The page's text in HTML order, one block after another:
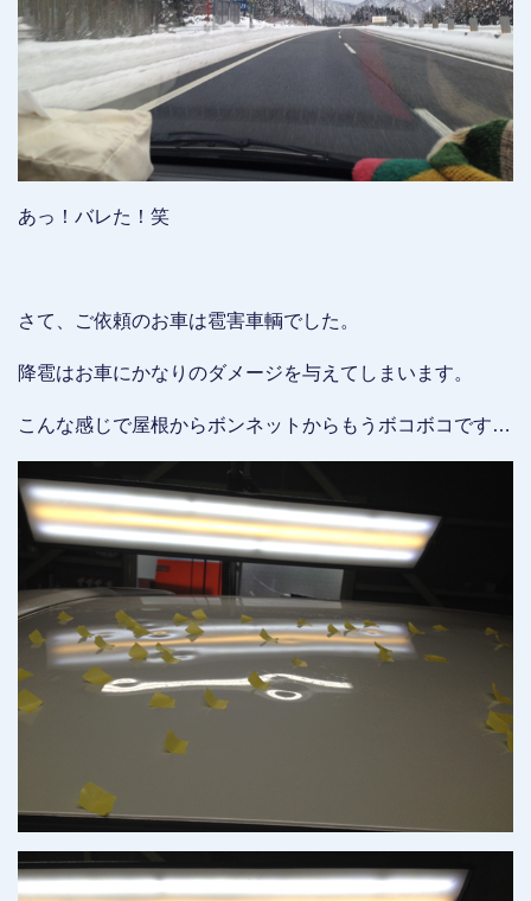
あっ！バレた！笑
さて、ご依頼のお車は雹害車輌でした。
降雹はお車にかなりのダメージを与えてしまいます。
こんな感じで屋根からボンネットからもうボコボコです…